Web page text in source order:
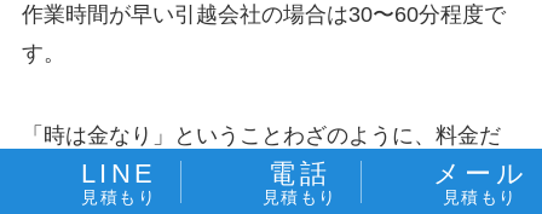
作業時間が早い引越会社の場合は30〜60分程度で
す。
「時は金なり」ということわざのように、料金だ
けではなく時間で選ぶ人が令和時代は増えていま
LINE
見積もり
電話
見積もり
メール
見積もり